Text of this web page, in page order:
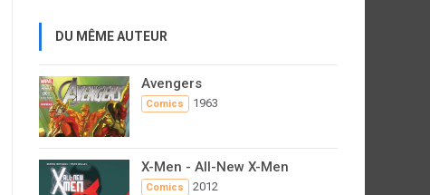
DU MÊME AUTEUR
Avengers
Comics 1963
X-Men - All-New X-Men
Comics 2012